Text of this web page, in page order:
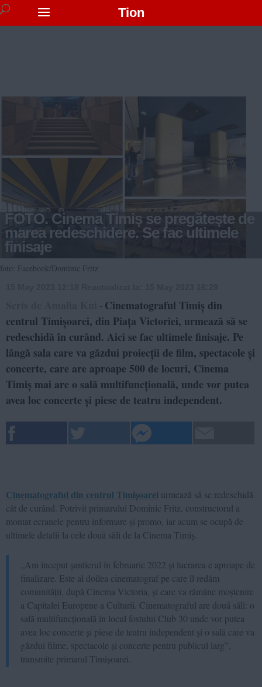
Tion
FOTO. Cinema Timiș se pregătește de
marea redeschidere. Se fac ultimele
finisaje
foto: Facebook/Dominic Fritz
- Cinematograful Timiș din
centrul Timișoarei, din Piața Victoriei, urmează să se
redeschidă în curând. Aici se fac ultimele finisaje. Pe
lângă sala care va găzdui proiecții de film, spectacole și
concerte, care are aproape 500 de locuri, Cinema
Timiș mai are o sală multifuncțională, unde vor putea
avea loc concerte și piese de teatru independent.
Cinematograful din centrul Timișoarei urmează să se redeschidă
cât de curând. Potrivit primarului Dominic Fritz, constructorul a
montat ecranele pentru informare și promo, iar acum se ocupă de
ultimele detalii la cele două săli de la Cinema Timiș.
„Am început șantierul în februarie 2022 și lucrarea e aproape de
finalizare. Este al doilea cinematograf pe care îl redăm
comunității, după Cinema Victoria, și care va rămâne moștenire
a Capitalei Europene a Culturii. Cinematograful are două săli: o
sală multifuncțională în locul fostului Club 30 unde vor putea
avea loc concerte și piese de teatru independent și o sală care va
găzdui filme, spectacole și concerte pentru publicul larg”,
transmite primarul Timișoarei.